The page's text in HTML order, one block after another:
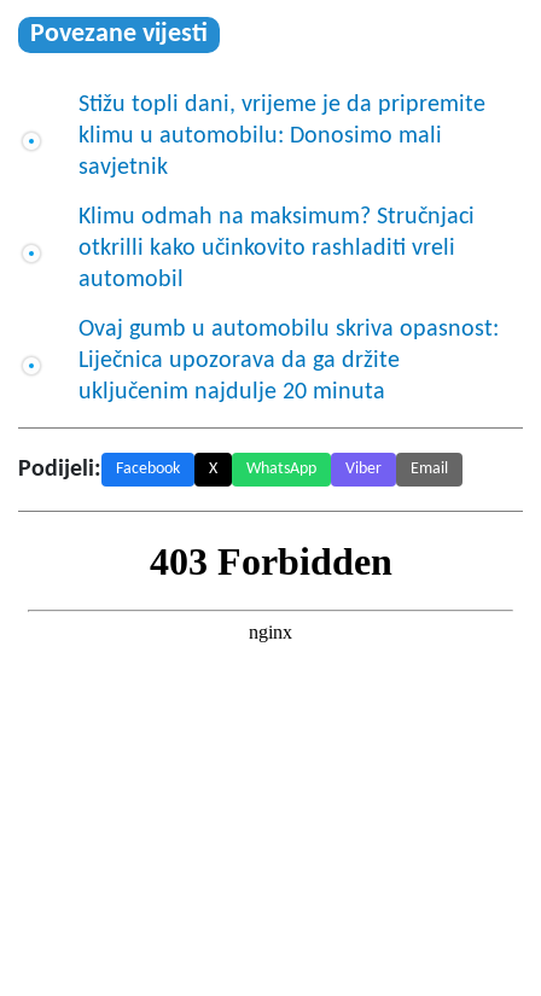
Povezane vijesti
Stižu topli dani, vrijeme je da pripremite
klimu u automobilu: Donosimo mali
savjetnik
Klimu odmah na maksimum? Stručnjaci
otkrilli kako učinkovito rashladiti vreli
automobil
Ovaj gumb u automobilu skriva opasnost:
Liječnica upozorava da ga držite
uključenim najdulje 20 minuta
Podijeli: Facebook X WhatsApp Viber Email